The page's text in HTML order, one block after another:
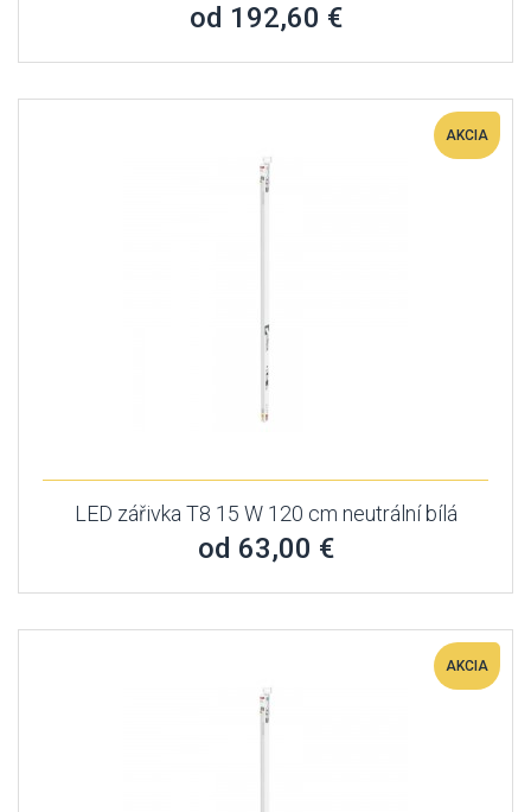
od 192,60 €
AKCIA
LED zářivka T8 15 W 120 cm neutrální bílá
od 63,00 €
AKCIA